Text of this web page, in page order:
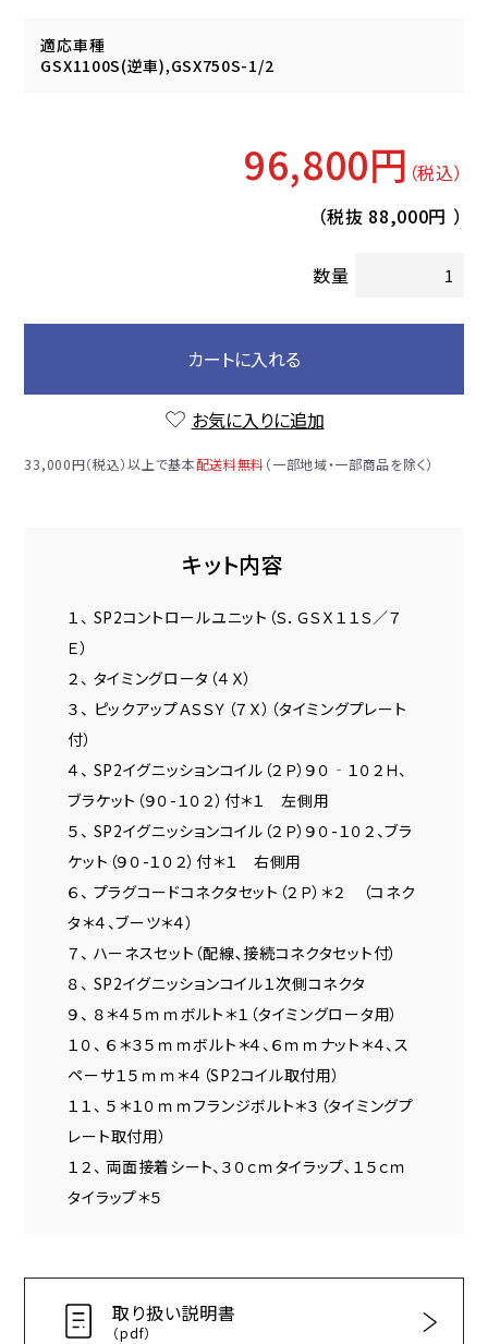
適応車種
GSX1100S(逆車),GSX750S-1/2
96,800円 （税込）
（税抜 88,000円 ）
数量
カートに入れる
お気に入りに追加
33,000円（税込）以上で基本配送料無料（一部地域・一部商品を除く）
キット内容
１、 SP2コントロールユニット（Ｓ．ＧＳＸ１１Ｓ／７
Ｅ）
２、 タイミングロータ（４Ｘ）
３、 ピックアップＡＳＳＹ（７Ｘ）（タイミングプレート
付）
４、 SP2イグニッションコイル（２Ｐ）９０‐１０２Ｈ、
ブラケット（９０-１０２）付＊１ 左側用
５、 SP2イグニッションコイル（２Ｐ）９０-１０２、ブラ
ケット（９０-１０２）付＊１ 右側用
６、 プラグコードコネクタセット（２Ｐ）＊２ （コネク
タ＊４、ブーツ＊４）
７、 ハーネスセット（配線､接続コネクタセット付）
８、 SP2イグニッションコイル１次側コネクタ
９、 ８＊４５ｍｍボルト＊１（タイミングロータ用）
１０、 ６＊３５ｍｍボルト＊４、６ｍｍナット＊４、ス
ペーサ１５ｍｍ＊４（SP2コイル取付用）
１１、 ５＊１０ｍｍフランジボルト＊３（タイミングプ
レート取付用）
１２、 両面接着シート、３０ｃｍタイラップ､１５ｃｍ
タイラップ＊５
取り扱い説明書
（pdf）